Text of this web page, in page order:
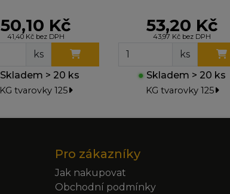
50,10 Kč
41,40 Kč bez DPH
ks
Skladem > 20 ks
KG tvarovky 125
53,20 Kč
43,97 Kč bez DPH
ks
● Skladem > 20 ks
KG tvarovky 125
Pro zákazníky
Jak nakupovat
Obchodní podmínky